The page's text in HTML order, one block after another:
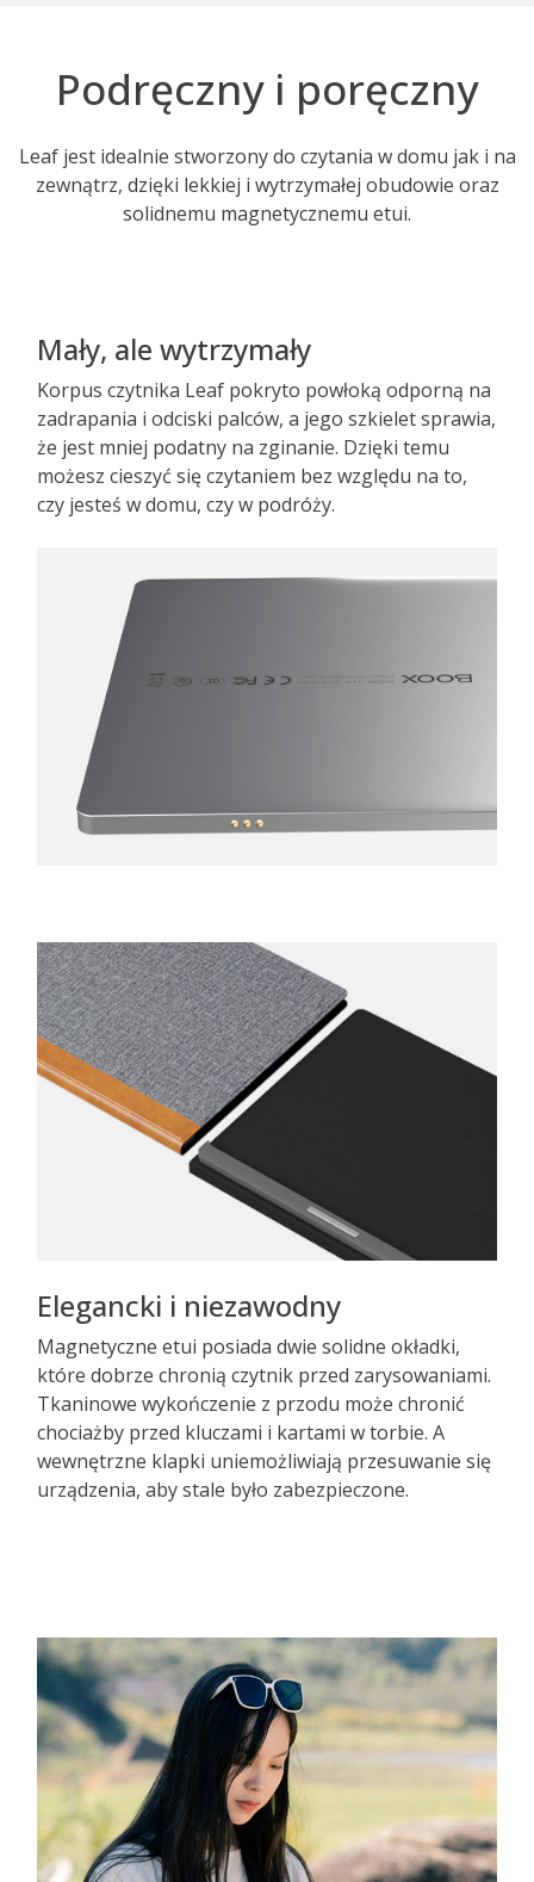
Podręczny i poręczny
Leaf jest idealnie stworzony do czytania w domu jak i na
zewnątrz, dzięki lekkiej i wytrzymałej obudowie oraz
solidnemu magnetycznemu etui.
Mały, ale wytrzymały
Korpus czytnika Leaf pokryto powłoką odporną na
zadrapania i odciski palców, a jego szkielet sprawia,
że jest mniej podatny na zginanie. Dzięki temu
możesz cieszyć się czytaniem bez względu na to,
czy jesteś w domu, czy w podróży.
Elegancki i niezawodny
Magnetyczne etui posiada dwie solidne okładki,
które dobrze chronią czytnik przed zarysowaniami.
Tkaninowe wykończenie z przodu może chronić
chociażby przed kluczami i kartami w torbie. A
wewnętrzne klapki uniemożliwiają przesuwanie się
urządzenia, aby stale było zabezpieczone.